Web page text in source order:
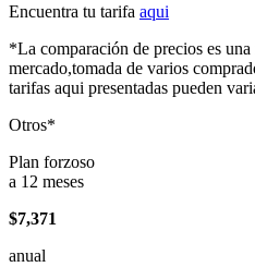
Encuentra tu tarifa aqui
*La comparación de precios es
mercado,tomada de varios
tarifas aqui presentadas pueden
Otros*
Plan forzoso
a 12 meses
$7,371
anual